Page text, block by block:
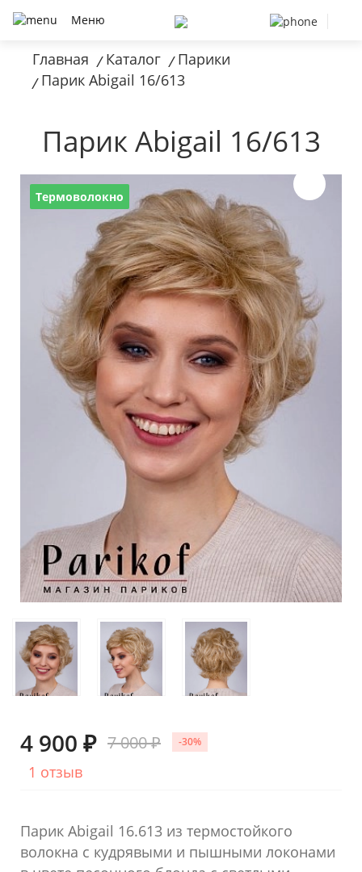
Меню
Главная / Каталог / Парики
/ Парик Abigail 16/613
Парик Abigail 16/613
Термоволокно
4 900 ₽ 7 000 ₽ -30%
1 отзыв
Парик Abigail 16.613 из термостойкого
волокна с кудрявыми и пышными локонами